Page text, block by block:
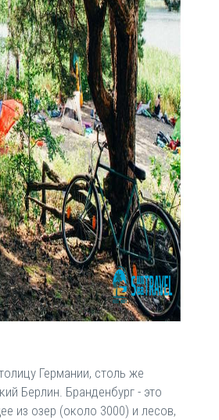
Германии, столь же
Берлин. Бранденбург - это
из озер (около 3000) и лесов,